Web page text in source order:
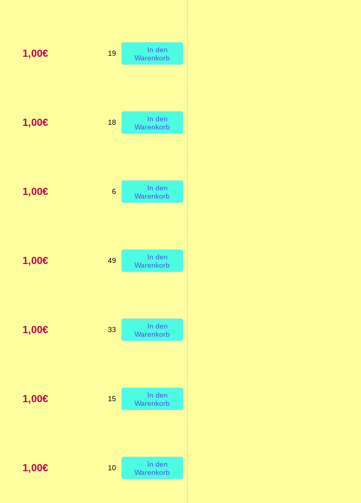
1,00€ 19
In den
Warenkorb
1,00€ 18
In den
Warenkorb
1,00€ 6
In den
Warenkorb
1,00€ 49
In den
Warenkorb
1,00€ 33
In den
Warenkorb
1,00€ 15
In den
Warenkorb
1,00€ 10
In den
Warenkorb